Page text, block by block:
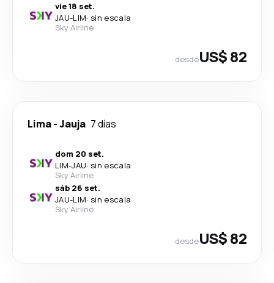
vie 18 set.
JAU-LIM· sin escala
Sky Airline
desdeUS$ 82
Lima-Jauja 7 días
dom 20 set.
LIM-JAU· sin escala
Sky Airline
sáb 26 set.
JAU-LIM· sin escala
Sky Airline
desdeUS$ 82